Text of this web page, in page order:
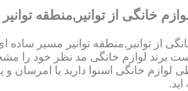
خانگی از توانیر,منطقه
از توانیر,منطقه توانیر مسیر ساده
برند لوازم خانگی مد نظر خود را
لوازم خانگی اسنوا دارید یا امرسان و